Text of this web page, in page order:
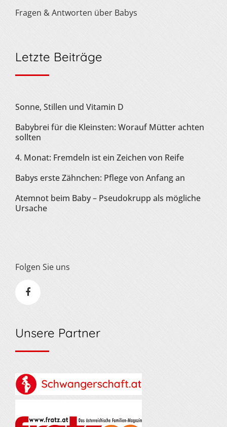
Fragen & Antworten über Babys
Letzte Beiträge
Sonne, Stillen und Vitamin D
Babybrei für die Kleinsten: Worauf Mütter achten
sollten
4. Monat: Fremdeln ist ein Zeichen von Reife
Babys erste Zähnchen: Pflege von Anfang an
Atemnot beim Baby – Pseudokrupp als mögliche
Ursache
Folgen Sie uns
Unsere Partner